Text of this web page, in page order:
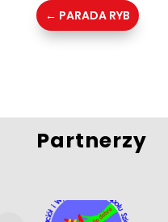
← PARADA RYB
Partnerzy